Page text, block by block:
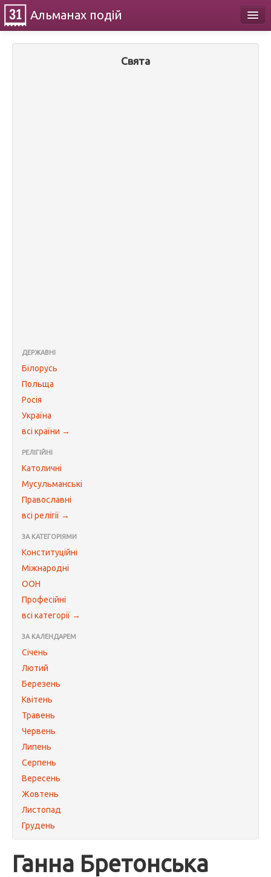
Альманах подій
Свята
ДЕРЖАВНІ
Білорусь
Польща
Росія
Україна
всі країни →
РЕЛІГІЙНІ
Католичні
Мусульманські
Православні
всі релігії →
ЗА КАТЕГОРІЯМИ
Конституційні
Міжнародні
ООН
Професійні
всі категорії →
ЗА КАЛЕНДАРЕМ
Січень
Лютий
Березень
Квітень
Травень
Червень
Липень
Серпень
Вересень
Жовтень
Листопад
Грудень
Ганна Бретонська